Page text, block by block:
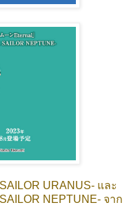
URANUS- และ
NEPTUNE- จาก